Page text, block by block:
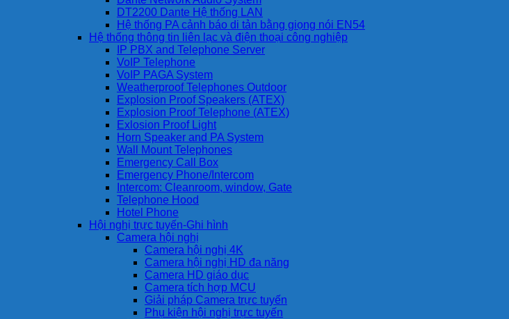
DT2200 Dante Hệ thống LAN
Hệ thống PA cảnh báo di tản bằng giọng nói EN54
Hệ thống thông tin liên lạc và điện thoại công nghiệp
IP PBX and Telephone Server
VoIP Telephone
VoIP PAGA System
Weatherproof Telephones Outdoor
Explosion Proof Speakers (ATEX)
Explosion Proof Telephone (ATEX)
Exlosion Proof Light
Horn Speaker and PA System
Wall Mount Telephones
Emergency Call Box
Emergency Phone/Intercom
Intercom: Cleanroom, window, Gate
Telephone Hood
Hotel Phone
Hội nghị trực tuyến-Ghi hình
Camera hội nghị
Camera hội nghị 4K
Camera hội nghị HD đa năng
Camera HD giáo dục
Camera tích hợp MCU
Giải pháp Camera trực tuyến
Phụ kiện hội nghị trực tuyến